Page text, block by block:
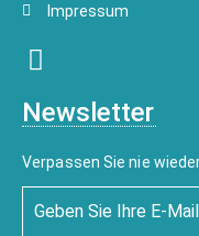
Impressum
Newsletter
Verpassen Sie nie